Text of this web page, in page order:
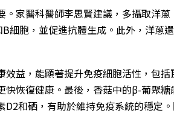
家醫科醫師李思賢建議，多攝取洋
細胞，並促進抗體生成。此外，洋蔥
益，能顯著提升免疫細胞活性，包
恢復健康。最後，香菇中的β-葡聚
和硒，有助於維持免疫系統的穩定